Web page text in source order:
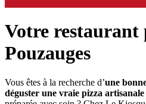
Votre restaurant
Pouzauges
Vous êtes à la recherche d’une
déguster une vraie pizza